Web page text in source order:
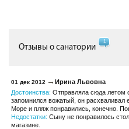
Отзывы о санатории
1
01 дек 2012
Ирина Львовна
Достоинства: Отправляла сюда летом
запомнился вожатый, он расхваливал
Море и пляж понравились, конечно.
Недостатки: Сыну не понравилось
магазине.